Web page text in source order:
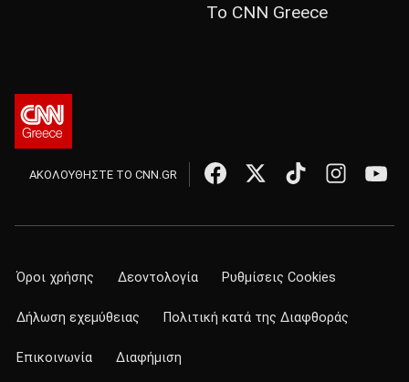
Το CNN Greece
ΑΚΟΛΟΥΘΗΣΤΕ ΤΟ CNN.GR
Όροι χρήσης Δεοντολογία Ρυθμίσεις Cookies
Δήλωση εχεμύθειας Πολιτική κατά της Διαφθοράς
Επικοινωνία Διαφήμιση